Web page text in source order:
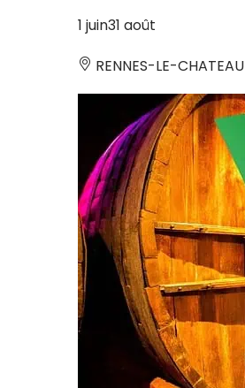
1 juin31 août
RENNES-LE-CHATEAU